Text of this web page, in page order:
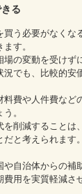
る
買う必要がなくな
す。
場の変動を受けず
況でも、比較的安
料費や人件費など
。
を削減することは
と考えられます。
や自治体からの補
用を実質軽減さ